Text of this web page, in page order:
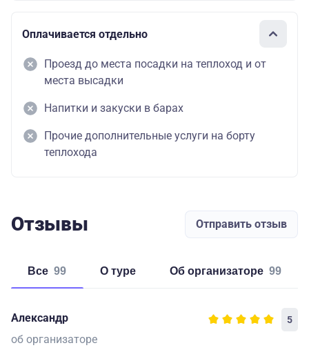
Оплачивается отдельно
Проезд до места посадки на теплоход и от
места высадки
Напитки и закуски в барах
Прочие дополнительные услуги на борту
теплохода
Отзывы Отправить отзыв
Все 99 о туре об организаторе 99
Александр 5
об организаторе